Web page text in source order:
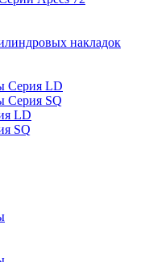
накладок
Серия LD
Серия SQ
LD
SQ